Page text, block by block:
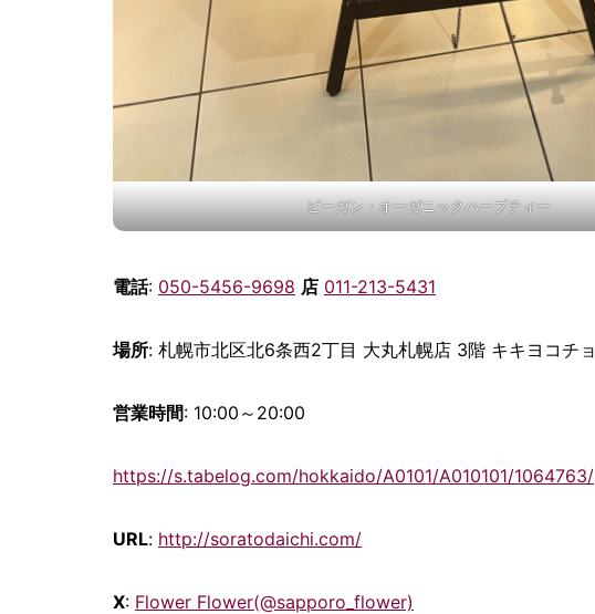
ビーガン・オーガニックハーブティー
電話: 050-5456-9698 店 011-213-5431
場所: 札幌市北区北6条西2丁目 大丸札幌店 3階 キキヨコチョ
営業時間: 10:00～20:00
https://s.tabelog.com/hokkaido/A0101/A010101/1064763/
URL: http://soratodaichi.com/
X: Flower Flower(@sapporo_flower)